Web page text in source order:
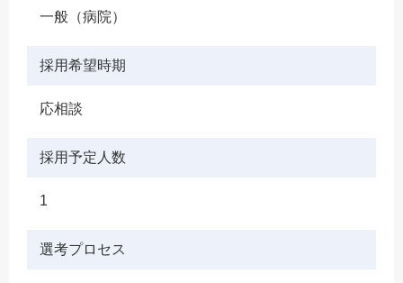
一般（病院）
採用希望時期
応相談
採用予定人数
1
選考プロセス